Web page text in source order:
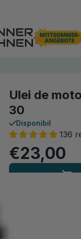
Ulei de
30
Disponibil
136
€23,00